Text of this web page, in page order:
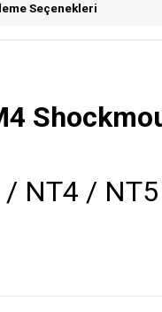
Seçenekleri
NT4 /